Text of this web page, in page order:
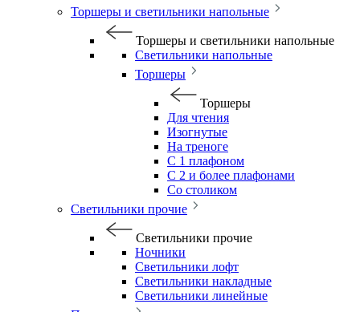
Торшеры и светильники напольные
Торшеры и светильники напольные
Светильники напольные
Торшеры
Торшеры
Для чтения
Изогнутые
На треноге
С 1 плафоном
С 2 и более плафонами
Со столиком
Светильники прочие
Светильники прочие
Ночники
Светильники лофт
Светильники накладные
Светильники линейные